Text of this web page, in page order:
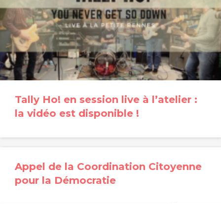
Tally Ho! en session live à l’atelier :
la vidéo est disponible !
Appel de la Coordination Citoyenne
pour la Démocratie